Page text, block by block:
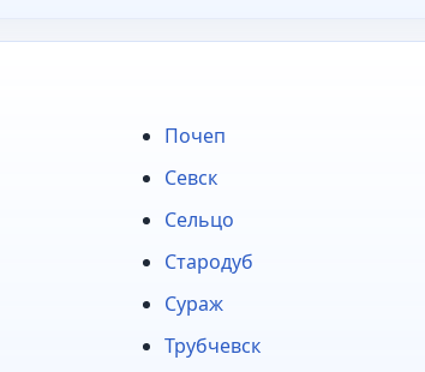
Почеп
Севск
Сельцо
Стародуб
Сураж
Трубчевск